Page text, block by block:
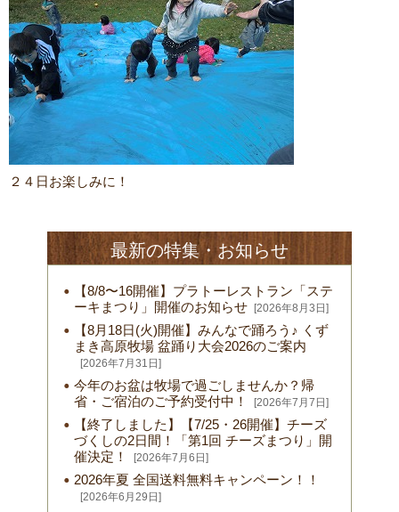
２４日お楽しみに！
最新の特集・お知らせ
【8/8〜16開催】プラトーレストラン「ステ
ーキまつり」開催のお知らせ
[2026年8月3日]
【8月18日(火)開催】みんなで踊ろう♪ くず
まき高原牧場 盆踊り大会2026のご案内
[2026年7月31日]
今年のお盆は牧場で過ごしませんか？帰
省・ご宿泊のご予約受付中！
[2026年7月7日]
【終了しました】【7/25・26開催】チーズ
づくしの2日間！「第1回 チーズまつり」開
催決定！
[2026年7月6日]
2026年夏 全国送料無料キャンペーン！！
[2026年6月29日]